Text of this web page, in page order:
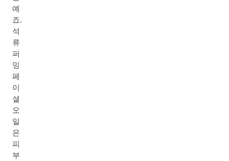
예
죠.
석
류
퍼
밍
페
이
셜
오
일
은
피
부